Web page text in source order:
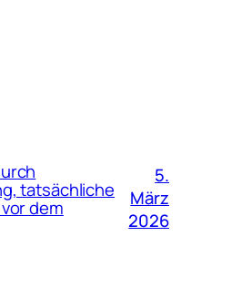
tatsächliche
dem
5.
März
2026